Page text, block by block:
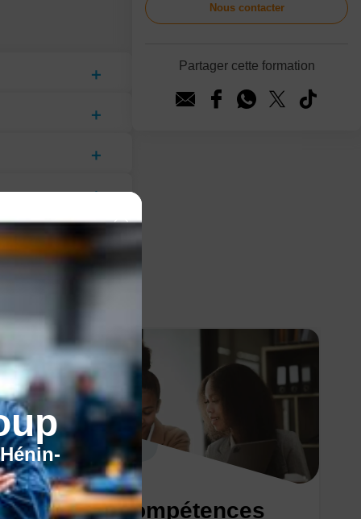
Nous contacter
Partager cette formation
Bilan de compétences